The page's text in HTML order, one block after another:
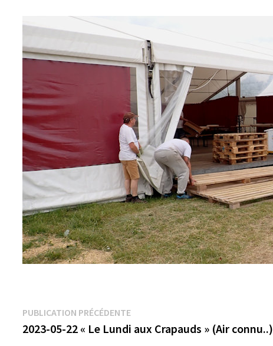
Navigation
de
PUBLICATION PRÉCÉDENTEPublication
précédente :
2023-05-22 « Le Lundi aux Crapauds » (Air connu..)